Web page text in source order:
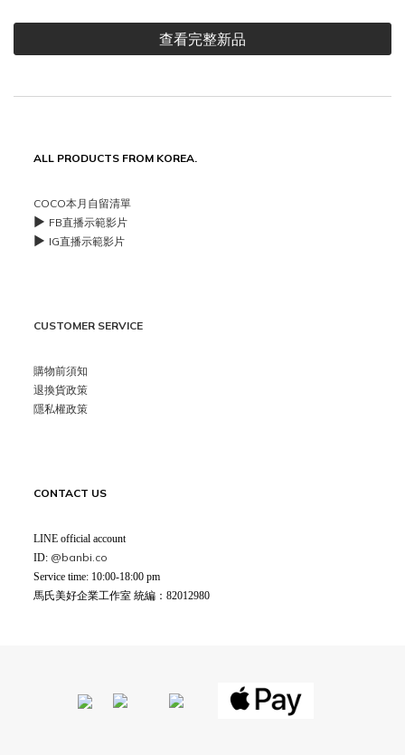
查看完整新品
ALL PRODUCTS FROM KOREA.
COCO本月自留清單
▶️ FB直播示範影片
▶️ IG直播示範影片
CUSTOMER SERVICE
購物前須知
退換貨政策
隱私權政策
CONTACT US
LINE official account
ID: @banbi.co
Service time: 10:00-18:00 pm
馬氏美好企業工作室 統編：82012980